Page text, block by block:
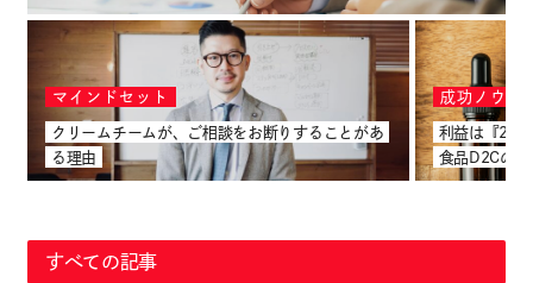
マインドセット
クリームチームが、ご相談をお断りすることがあ
る理由
成功ノウハ
利益は『2回
食品D2Cの
すべての記事